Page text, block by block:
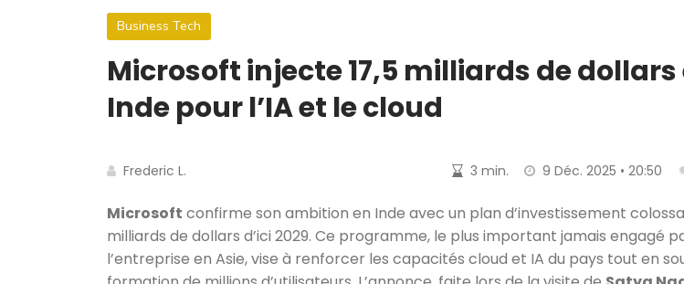
Business Tech
Microsoft injecte 17,5 milliards de dollars
Inde pour l’IA et le cloud
Frederic L. 3 min. 9 Déc. 2025 • 20:50
Microsoft confirme son ambition en Inde avec un plan d’investissement
milliards de dollars d’ici 2029. Ce programme, le plus important jamais engagé
l’entreprise en Asie, vise à renforcer les capacités cloud et IA du pays tout en